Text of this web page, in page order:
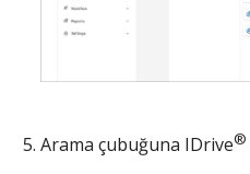
Arama çubuğuna IDrive®